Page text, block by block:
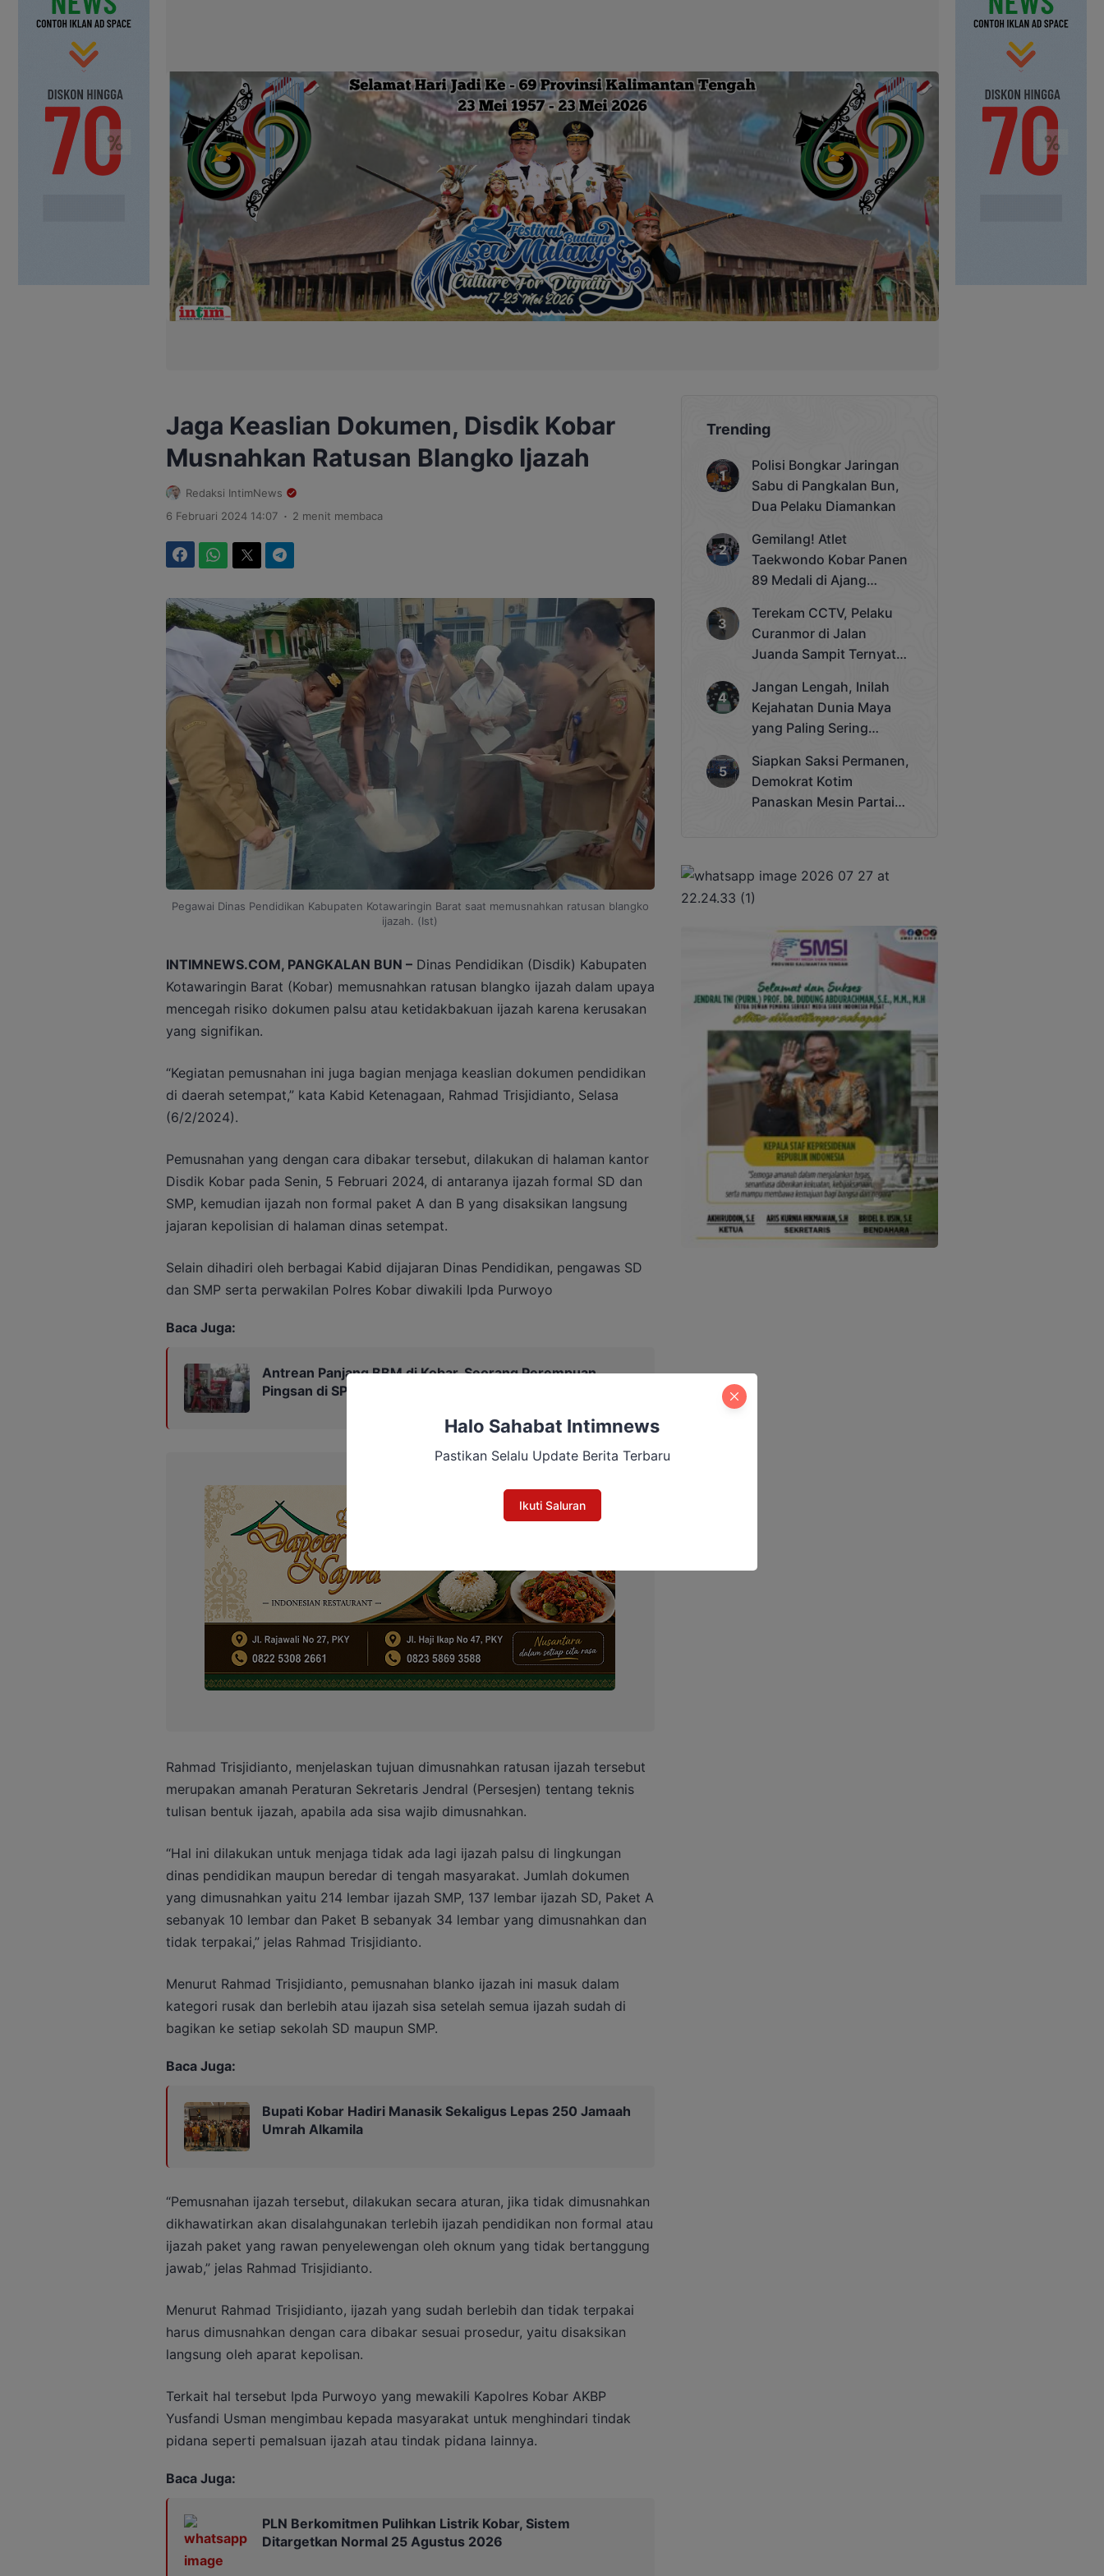
Jaga Keaslian Dokumen, Disdik Kobar
Musnahkan Ratusan Blangko Ijazah
Redaksi IntimNews
6 Februari 2024 14:07 . 2 menit membaca
Pegawai Dinas Pendidikan Kabupaten Kotawaringin Barat saat memusnahkan ratusan blangko
ijazah. (Ist)
INTIMNEWS.COM, PANGKALAN BUN –Dinas Pendidikan (Disdik) Kabupaten
Kotawaringin Barat (Kobar) memusnahkan ratusan blangko ijazah dalam upaya
mencegah risiko dokumen palsu atau ketidakbakuan ijazah karena kerusakan
yang signifikan.
“Kegiatan pemusnahan ini juga bagian menjaga keaslian dokumen pendidikan
di daerah setempat,” kata Kabid Ketenagaan, Rahmad Trisjidianto, Selasa
(6/2/2024).
Pemusnahan yang dengan cara dibakar tersebut, dilakukan di halaman kantor
Disdik Kobar pada Senin, 5 Februari 2024, di antaranya ijazah formal SD dan
SMP, kemudian ijazah non formal paket A dan B yang disaksikan langsung
jajaran kepolisian di halaman dinas setempat.
Selain dihadiri oleh berbagai Kabid dijajaran Dinas Pendidikan, pengawas SD
dan SMP serta perwakilan Polres Kobar diwakili Ipda Purwoyo
Baca Juga:
Antrean Panjang BBM di Kobar, Seorang Perempuan
Pingsan di SPBU
Rahmad Trisjidianto, menjelaskan tujuan dimusnahkan ratusan ijazah tersebut
merupakan amanah Peraturan Sekretaris Jendral (Persesjen) tentang teknis
tulisan bentuk ijazah, apabila ada sisa wajib dimusnahkan.
“Hal ini dilakukan untuk menjaga tidak ada lagi ijazah palsu di lingkungan
dinas pendidikan maupun beredar di tengah masyarakat. Jumlah dokumen
yang dimusnahkan yaitu 214 lembar ijazah SMP, 137 lembar ijazah SD, Paket A
sebanyak 10 lembar dan Paket B sebanyak 34 lembar yang dimusnahkan dan
tidak terpakai,” jelas Rahmad Trisjidianto.
Menurut Rahmad Trisjidianto, pemusnahan blanko ijazah ini masuk dalam
kategori rusak dan berlebih atau ijazah sisa setelah semua ijazah sudah di
bagikan ke setiap sekolah SD maupun SMP.
Baca Juga:
Bupati Kobar Hadiri Manasik Sekaligus Lepas 250 Jamaah
Umrah Alkamila
“Pemusnahan ijazah tersebut, dilakukan secara aturan, jika tidak dimusnahkan
dikhawatirkan akan disalahgunakan terlebih ijazah pendidikan non formal atau
ijazah paket yang rawan penyelewengan oleh oknum yang tidak bertanggung
jawab,” jelas Rahmad Trisjidianto.
Menurut Rahmad Trisjidianto, ijazah yang sudah berlebih dan tidak terpakai
harus dimusnahkan dengan cara dibakar sesuai prosedur, yaitu disaksikan
langsung oleh aparat kepolisan.
Terkait hal tersebut Ipda Purwoyo yang mewakili Kapolres Kobar AKBP
Yusfandi Usman mengimbau kepada masyarakat untuk menghindari tindak
pidana seperti pemalsuan ijazah atau tindak pidana lainnya.
Baca Juga:
PLN Berkomitmen Pulihkan Listrik Kobar, Sistem
Ditargetkan Normal 25 Agustus 2026
Trending
Polisi Bongkar Jaringan
Sabu di Pangkalan Bun,
Dua Pelaku Diamankan
Gemilang! Atlet
Taekwondo Kobar Panen
89 Medali di Ajang
Cup 2025
Terekam CCTV, Pelaku
Curanmor di Jalan
Juanda Sampit Ternyata
Jangan Lengah, Inilah
Kejahatan Dunia Maya
yang Paling Sering
Siapkan Saksi Permanen,
Demokrat Kotim
Panaskan Mesin Partai
Halo Sahabat Intimnews
Pastikan Selalu Update Berita Terbaru
Ikuti Saluran